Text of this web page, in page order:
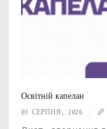
Освітній капелан
03 СЕРПНЯ, 2026